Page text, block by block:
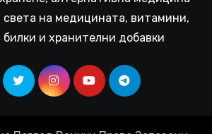
света на медицината, витамини,
и хранителни добавки